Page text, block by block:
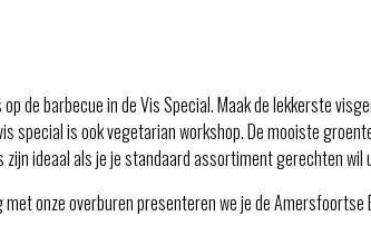
de barbecue in de Vis Special. Maak de lekkerste
is ook vegetarian workshop. De mooiste
ideaal als je je standaard assortiment gerechten
onze overburen presenteren we je de Amersfoortse